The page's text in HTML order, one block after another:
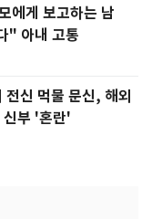
에게 보고하는 남
" 아내 고통
신 먹물 문신, 해외
부 '혼란'